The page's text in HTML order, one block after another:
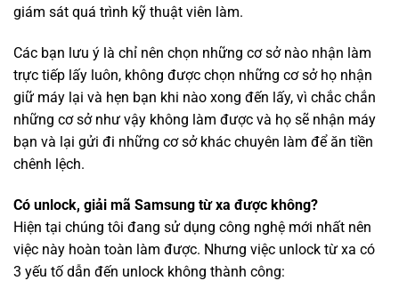
giám sát quá trình kỹ thuật viên làm.
Các bạn lưu ý là chỉ nên chọn những cơ sở nào nhận làm
trực tiếp lấy luôn, không được chọn những cơ sở họ nhận
giữ máy lại và hẹn bạn khi nào xong đến lấy, vì chắc chắn
những cơ sở như vậy không làm được và họ sẽ nhận máy
bạn và lại gửi đi những cơ sở khác chuyên làm để ăn tiền
chênh lệch.
Có unlock, giải mã Samsung từ xa được không?
Hiện tại chúng tôi đang sử dụng công nghệ mới nhất nên
việc này hoàn toàn làm được. Nhưng việc unlock từ xa có
3 yếu tố dẫn đến unlock không thành công: